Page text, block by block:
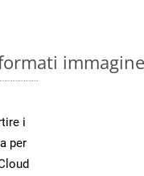
i
per